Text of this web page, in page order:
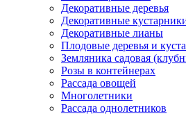
Декоративные деревья
Декоративные
Декоративные лианы
Плодовые деревья и
Земляника садовая
Розы в контейнерах
Рассада овощей
Многолетники
Рассада однолетников